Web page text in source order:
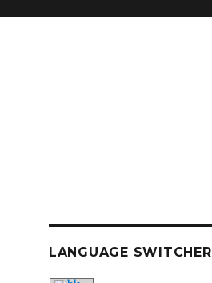
LANGUAGE SWITCHER